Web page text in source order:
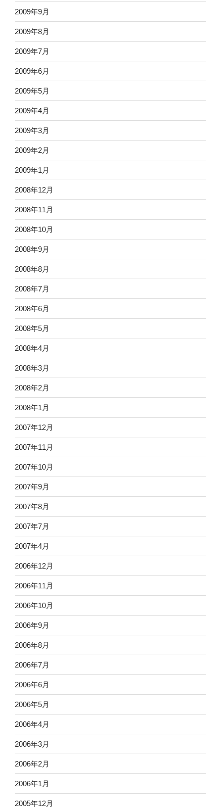
2009年9月
2009年8月
2009年7月
2009年6月
2009年5月
2009年4月
2009年3月
2009年2月
2009年1月
2008年12月
2008年11月
2008年10月
2008年9月
2008年8月
2008年7月
2008年6月
2008年5月
2008年4月
2008年3月
2008年2月
2008年1月
2007年12月
2007年11月
2007年10月
2007年9月
2007年8月
2007年7月
2007年4月
2006年12月
2006年11月
2006年10月
2006年9月
2006年8月
2006年7月
2006年6月
2006年5月
2006年4月
2006年3月
2006年2月
2006年1月
2005年12月